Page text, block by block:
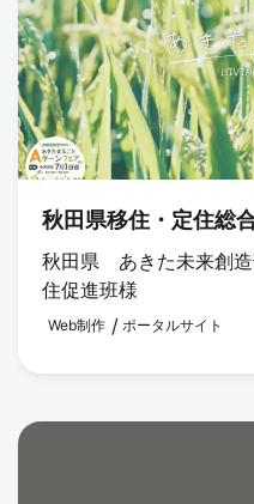
秋田県移住・定住総
秋田県 あきた未来創
住促進班様
Web制作 ポータルサイト